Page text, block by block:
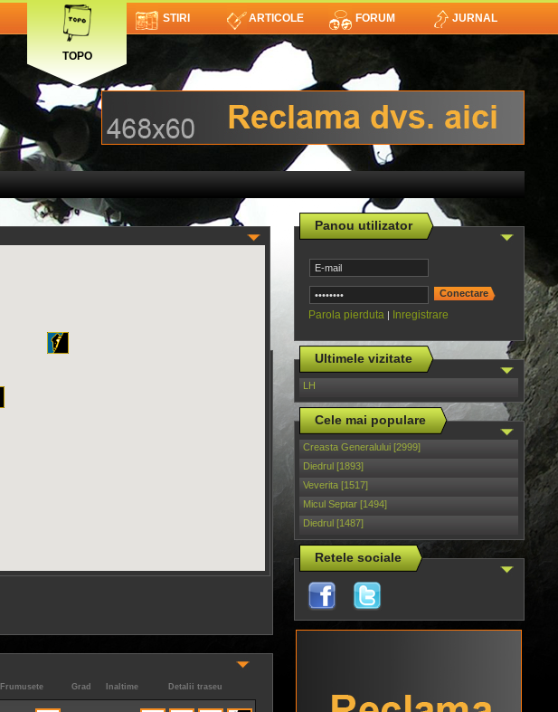
JURNAL
FORUM
ARTICOLE
STIRI
TOPO
Panou utilizator
Parola pierduta | Inregistrare
Ultimele vizitate
LH
Cele mai populare
Creasta Generalului [2999]
Diedrul [1893]
Veverita [1517]
Micul Septar [1494]
Diedrul [1487]
Retele sociale
Detalii traseu
Inaltime
Grad
Frumusete